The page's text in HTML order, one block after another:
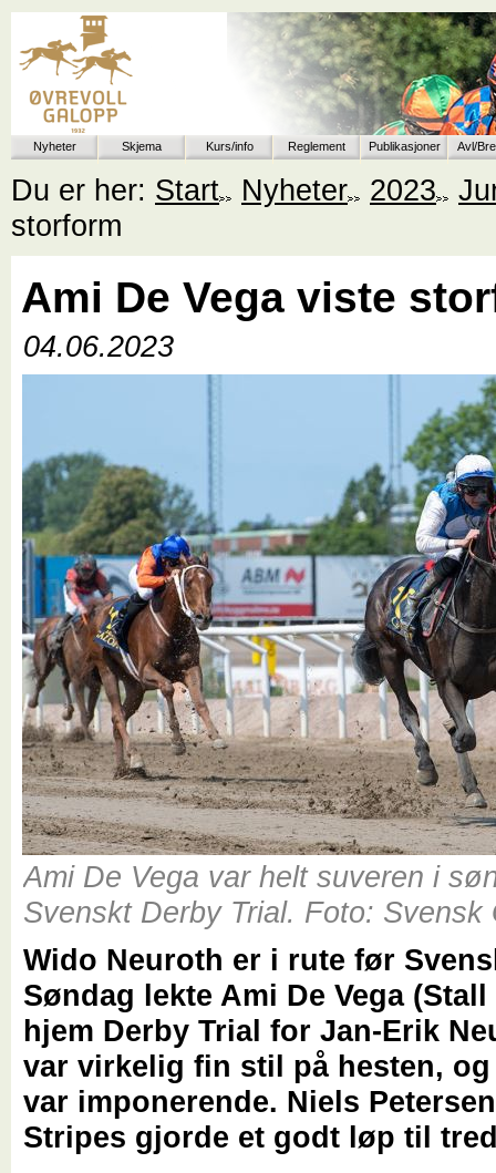
Nyheter Skjema Kurs/info Reglement Publikasjoner Avl/
Du er her: Start Nyheter 2023
storform
Ami De Vega viste
04.06.2023
Ami De Vega var helt suveren i
Svenskt Derby Trial. Foto: Svensk
Wido Neuroth er i rute før
Søndag lekte Ami De Vega
hjem Derby Trial for Jan-Erik
var virkelig fin stil på hesten,
var imponerende. Niels
Stripes gjorde et godt løp til